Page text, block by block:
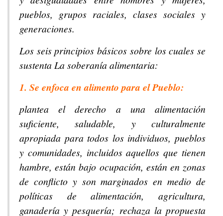
pueblos, grupos raciales, clases sociales y
generaciones.
Los seis principios básicos sobre los cuales se
sustenta La soberanía alimentaria:
1. Se enfoca en alimento para el Pueblo:
plantea el derecho a una alimentación
suficiente, saludable, y culturalmente
apropiada para todos los individuos, pueblos
y comunidades, incluidos aquellos que tienen
hambre, están bajo ocupación, están en zonas
de conflicto y son marginados en medio de
políticas de alimentación, agricultura,
ganadería y pesquería; rechaza la propuesta